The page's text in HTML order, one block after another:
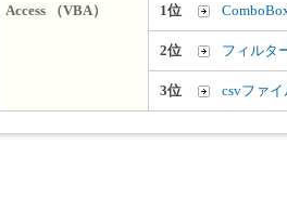
Access （VBA） 1位
2位 フィルタ
3位 csvファ